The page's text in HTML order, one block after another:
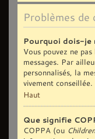
Problèmes de
Pourquoi dois-je
Vous pouvez ne
messages. Par
personnalisés, la
vivement conseillée.
Haut
Que signifie
COPPA (ou